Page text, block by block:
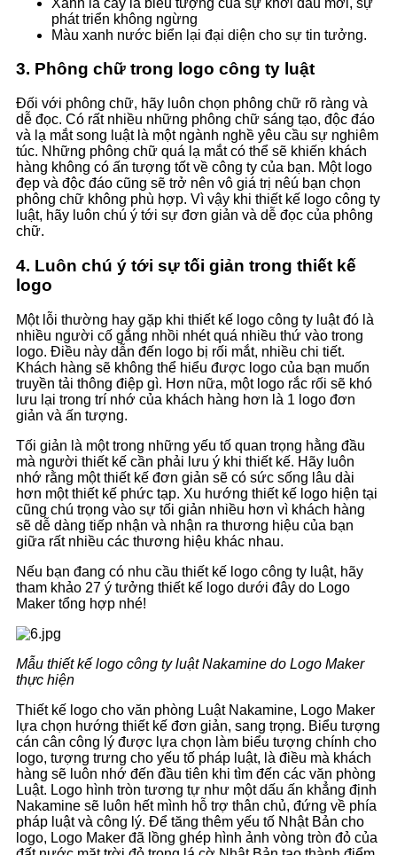
phát triển không ngừng
Màu xanh nước biển lại đại diện cho sự tin tưởng.
3. Phông chữ trong logo công ty luật
Đối với phông chữ, hãy luôn chọn phông chữ rõ ràng và
dễ đọc. Có rất nhiều những phông chữ sáng tạo, độc đáo
và lạ mắt song luật là một ngành nghề yêu cầu sự nghiêm
túc. Những phông chữ quá lạ mắt có thể sẽ khiến khách
hàng không có ấn tượng tốt về công ty của bạn. Một logo
đẹp và độc đáo cũng sẽ trở nên vô giá trị nêú bạn chọn
phông chữ không phù hợp. Vì vậy khi thiết kế logo công ty
luật, hãy luôn chú ý tới sự đơn giản và dễ đọc của phông
chữ.
4. Luôn chú ý tới sự tối giản trong thiết kế
logo
Một lỗi thường hay gặp khi thiết kế logo công ty luật đó là
nhiều người cố gắng nhồi nhét quá nhiều thứ vào trong
logo. Điều này dẫn đến logo bị rối mắt, nhiều chi tiết.
Khách hàng sẽ không thể hiểu được logo của bạn muốn
truyền tải thông điệp gì. Hơn nữa, một logo rắc rối sẽ khó
lưu lại trong trí nhớ của khách hàng hơn là 1 logo đơn
giản và ấn tượng.
Tối giản là một trong những yếu tố quan trọng hằng đầu
mà người thiết kế cần phải lưu ý khi thiết kế. Hãy luôn
nhớ rằng một thiết kế đơn giản sẽ có sức sống lâu dài
hơn một thiết kế phức tạp. Xu hướng thiết kế logo hiện tại
cũng chú trọng vào sự tối giản nhiều hơn vì khách hàng
sẽ dễ dàng tiếp nhận và nhận ra thương hiệu của bạn
giữa rất nhiều các thương hiệu khác nhau.
Nếu bạn đang có nhu cầu thiết kế logo công ty luật, hãy
tham khảo 27 ý tưởng thiết kế logo dưới đây do Logo
Maker tổng hợp nhé!
Mẫu thiết kế logo công ty luật Nakamine do Logo Maker
thực hiện
Thiết kế logo cho văn phòng Luật Nakamine, Logo Maker
lựa chọn hướng thiết kế đơn giản, sang trọng. Biểu tượng
cán cân công lý được lựa chọn làm biểu tượng chính cho
logo, tượng trưng cho yếu tố pháp luật, là điều mà khách
hàng sẽ luôn nhớ đến đầu tiên khi tìm đến các văn phòng
Luật. Logo hình tròn tương tự như một dấu ấn khẳng định
Nakamine sẽ luôn hết mình hỗ trợ thân chủ, đứng về phía
pháp luật và công lý. Để tăng thêm yếu tố Nhật Bản cho
logo, Logo Maker đã lồng ghép hình ảnh vòng tròn đỏ của